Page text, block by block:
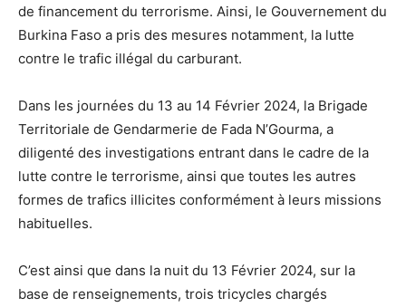
de financement du terrorisme. Ainsi, le Gouvernement du
Burkina Faso a pris des mesures notamment, la lutte
contre le trafic illégal du carburant.
Dans les journées du 13 au 14 Février 2024, la Brigade
Territoriale de Gendarmerie de Fada N’Gourma, a
diligenté des investigations entrant dans le cadre de la
lutte contre le terrorisme, ainsi que toutes les autres
formes de trafics illicites conformément à leurs missions
habituelles.
C’est ainsi que dans la nuit du 13 Février 2024, sur la
base de renseignements, trois tricycles chargés